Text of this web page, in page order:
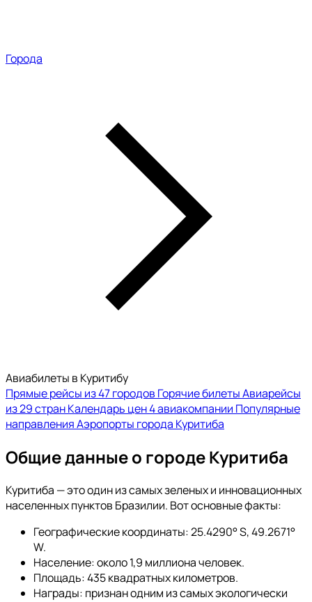
Города
Авиабилеты в Куритибу
Прямые рейсы из 47 городов Горячие билетыАвиарейсы
из 29 странКалендарь цен4 авиакомпании Популярные
направленияАэропорты города Куритиба
Общие данные о городе Куритиба
Куритиба — это один из самых зеленых и инновационных
населенных пунктов Бразилии. Вот основные факты:
Географические координаты: 25.4290° S, 49.2671°
W.
Население: около 1,9 миллиона человек.
Площадь: 435 квадратных километров.
Награды: признан одним из самых экологически